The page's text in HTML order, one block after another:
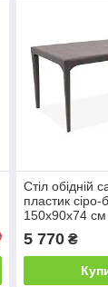
Стіл обідній
пластик
150х90х74
EcoTM)
5 770₴